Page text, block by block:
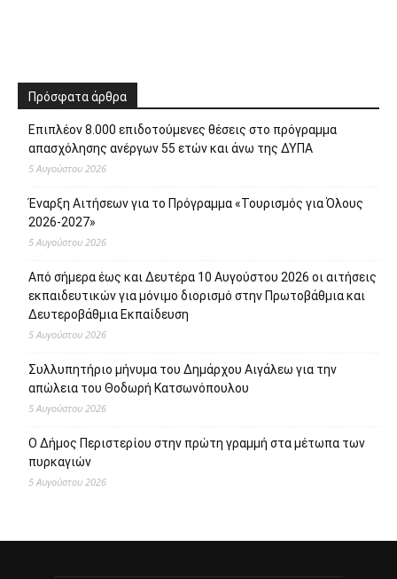
Πρόσφατα άρθρα
Επιπλέον 8.000 επιδοτούμενες θέσεις στο πρόγραμμα
απασχόλησης ανέργων 55 ετών και άνω της ΔΥΠΑ
5 Αυγούστου 2026
Έναρξη Αιτήσεων για το Πρόγραμμα «Τουρισμός για Όλους
2026-2027»
5 Αυγούστου 2026
Από σήμερα έως και Δευτέρα 10 Αυγούστου 2026 οι αιτήσεις
εκπαιδευτικών για μόνιμο διορισμό στην Πρωτοβάθμια και
Δευτεροβάθμια Εκπαίδευση
5 Αυγούστου 2026
Συλλυπητήριο μήνυμα του Δημάρχου Αιγάλεω για την
απώλεια του Θοδωρή Κατσωνόπουλου
5 Αυγούστου 2026
Ο Δήμος Περιστερίου στην πρώτη γραμμή στα μέτωπα των
πυρκαγιών
5 Αυγούστου 2026